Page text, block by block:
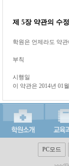
제 5장 약관의 수정
학원은 언제라도 약
부칙
시행일
이 약관은 2014년 01
PC모드